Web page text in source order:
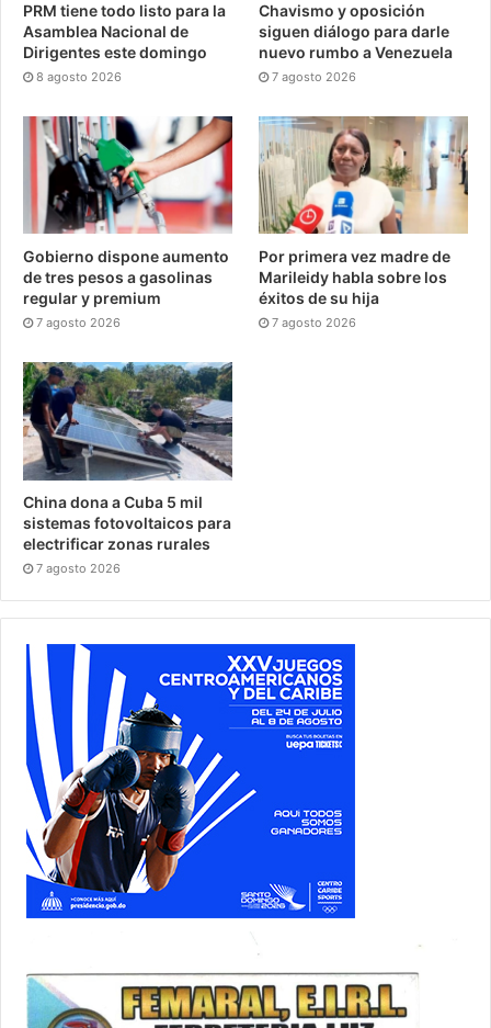
PRM tiene todo listo para la
Asamblea Nacional de
Dirigentes este domingo
8 agosto 2026
Chavismo y oposición
siguen diálogo para darle
nuevo rumbo a Venezuela
7 agosto 2026
Gobierno dispone aumento
de tres pesos a gasolinas
regular y premium
7 agosto 2026
Por primera vez madre de
Marileidy habla sobre los
éxitos de su hija
7 agosto 2026
China dona a Cuba 5 mil
sistemas fotovoltaicos para
electrificar zonas rurales
7 agosto 2026